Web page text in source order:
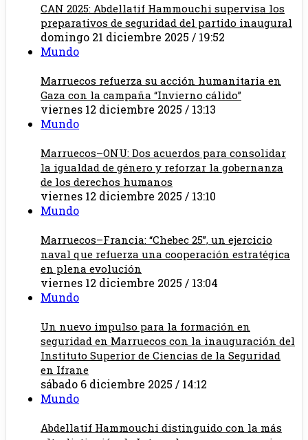
CAN 2025: Abdellatif Hammouchi supervisa los
preparativos de seguridad del partido inaugural
domingo 21 diciembre 2025 / 19:52
Mundo
Marruecos refuerza su acción humanitaria en
Gaza con la campaña “Invierno cálido”
viernes 12 diciembre 2025 / 13:13
Mundo
Marruecos–ONU: Dos acuerdos para consolidar
la igualdad de género y reforzar la gobernanza
de los derechos humanos
viernes 12 diciembre 2025 / 13:10
Mundo
Marruecos–Francia: “Chebec 25”, un ejercicio
naval que refuerza una cooperación estratégica
en plena evolución
viernes 12 diciembre 2025 / 13:04
Mundo
Un nuevo impulso para la formación en
seguridad en Marruecos con la inauguración del
Instituto Superior de Ciencias de la Seguridad
en Ifrane
sábado 6 diciembre 2025 / 14:12
Mundo
Abdellatif Hammouchi distinguido con la más